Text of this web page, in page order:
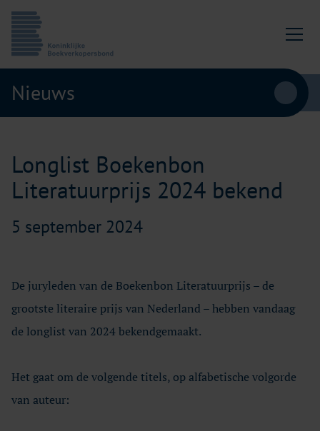
Ga naar content
Nieuws
Longlist Boekenbon
Literatuurprijs 2024 bekend
5 september 2024
De juryleden van de Boekenbon Literatuurprijs – de
grootste literaire prijs van Nederland – hebben vandaag
de longlist van 2024 bekendgemaakt.
Het gaat om de volgende titels, op alfabetische volgorde
van auteur: